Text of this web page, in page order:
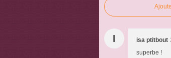
I isa ptitbout
superbe !